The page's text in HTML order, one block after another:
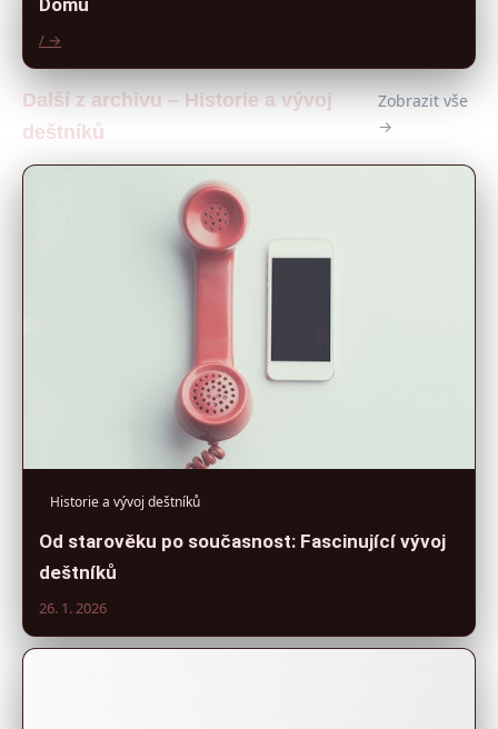
Domů
/ →
Další z archivu – Historie a vývoj
deštníků
Zobrazit vše
→
Historie a vývoj deštníků
Od starověku po současnost: Fascinující vývoj
deštníků
26. 1. 2026